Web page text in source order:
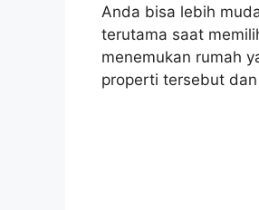
Anda bisa lebih
terutama saat
menemukan rumah
properti tersebut